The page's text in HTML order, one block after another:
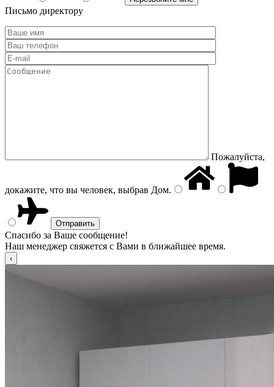
Письмо директору
Пожалуйста,
докажите, что вы человек, выбрав Дом.
Спасибо за Ваше сообщение!
Наш менеджер свяжется с Вами в ближайшее время.